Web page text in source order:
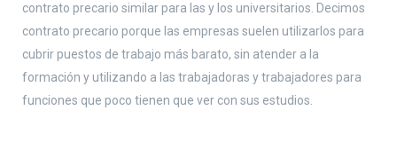
contrato precario similar para las y los universitarios. Decimos
contrato precario porque las empresas suelen utilizarlos para
cubrir puestos de trabajo más barato, sin atender a la
formación y utilizando a las trabajadoras y trabajadores para
funciones que poco tienen que ver con sus estudios.